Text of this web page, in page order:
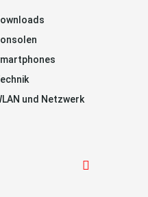
und Netzwerk